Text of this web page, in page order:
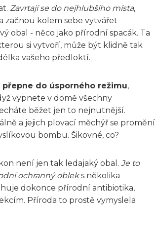
Zavrtají se do nejhlubšího místa,
začnou kolem sebe vytvářet
obal - něco jako přírodní spacák. Ta
si vytvoří, může být klidně tak
vašeho předloktí.
do úsporného režimu,
vypnete v domě všechny
běžet jen to nejnutnější.
a jejich plovací měchýř se promění
bombu. Šikovné, co?
není jen tak ledajaký obal. Je to
ochranný obleks několika
dokonce přírodní antibiotika,
Příroda to prostě vymyslela